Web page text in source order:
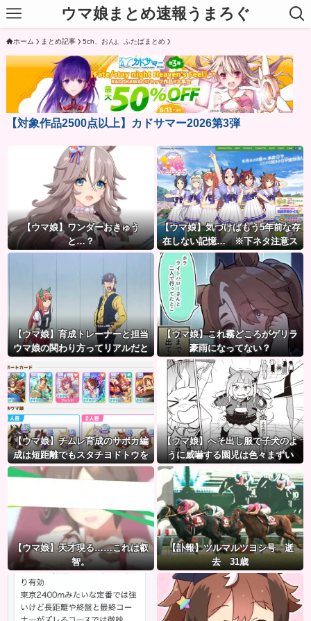
ウマ娘まとめ速報うまろぐ
ホーム まとめ記事 5ch、おんj、ふたばまとめ
【対象作品2500点以上】カドサマー2026第3弾
【ウマ娘】ワンダーおきゅう
と…？
【ウマ娘】気づけばもう5年前な存
在しない記憶… ※下ネタ注意ス
レ
【ウマ娘】育成トレーナーと担当
ウマ娘の関わり方ってリアルだと
【ウマ娘】これ霧どころがゲリラ
豪雨になってない？
【ウマ娘】チムレ育成のサポカ編
成は短距離でもスタチヨドトウを
編成するってマジ！？ 根性サポカ
を編成していた意味…
【ウマ娘】へそ出し服で子犬のよ
うに威嚇する園児は色々まずい
（ピスゴル）
【ウマ娘】天才現る……これは叡
智。
【訃報】ツルマルツヨシ号 逝
去 31歳